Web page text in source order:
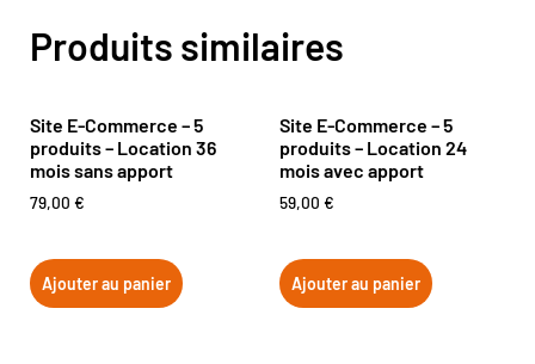
Produits similaires
Site E-Commerce – 5
produits – Location 36
mois sans apport
79,00 €
Ajouter au panier
Site E-Commerce – 5
produits – Location 24
mois avec apport
59,00 €
Ajouter au panier